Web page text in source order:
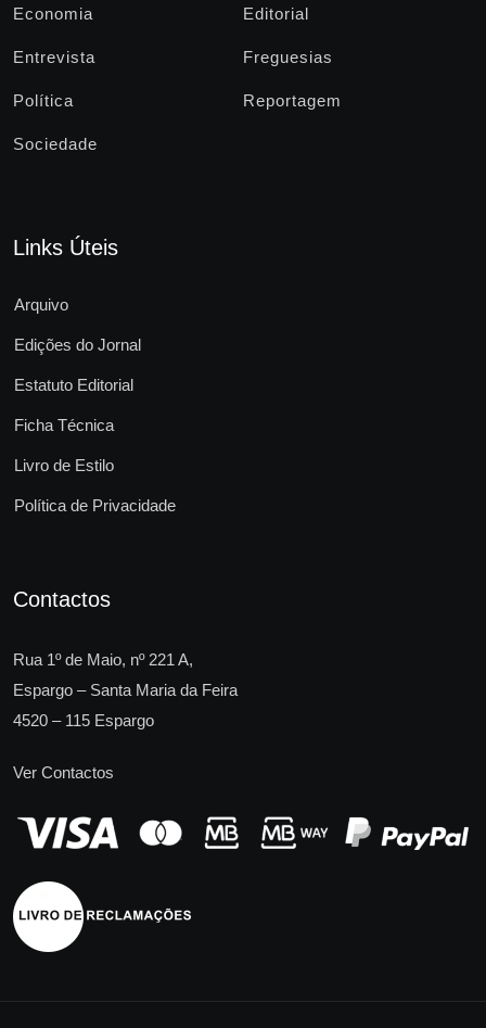
Economia Editorial
Entrevista Freguesias
Política Reportagem
Sociedade
Links Úteis
Arquivo
Edições do Jornal
Estatuto Editorial
Ficha Técnica
Livro de Estilo
Política de Privacidade
Contactos
Rua 1º de Maio, nº 221 A,
Espargo – Santa Maria da Feira
4520 – 115 Espargo
Ver Contactos